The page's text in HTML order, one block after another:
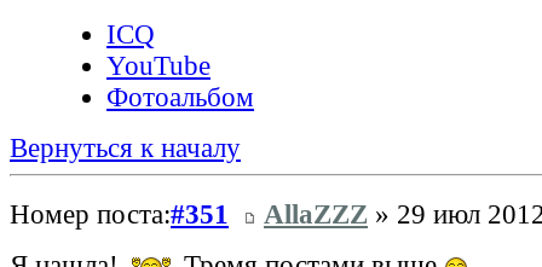
ICQ
YouTube
Фотоальбом
Вернуться к началу
Номер поста:#351 AllaZZZ » 29 июл